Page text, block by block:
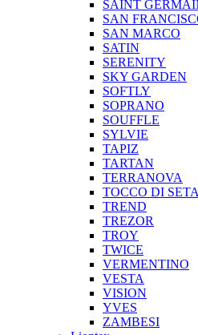
SAINT
SAN
SAN MARCO
SATIN
SERENITY
SKY GARDEN
SOFTLY
SOPRANO
SOUFFLE
SYLVIE
TAPIZ
TARTAN
TERRANOVA
TOCCO DI SETA
TREND
TREZOR
TROY
TWICE
VERMENTINO
VESTA
VISION
YVES
ZAMBESI